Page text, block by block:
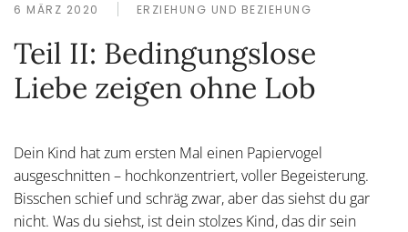
6 MÄRZ 2020 ERZIEHUNG UND BEZIEHUNG
Teil II: Bedingungslose
Liebe zeigen ohne Lob
Dein Kind hat zum ersten Mal einen Papiervogel
ausgeschnitten – hochkonzentriert, voller Begeisterung.
Bisschen schief und schräg zwar, aber das siehst du gar
nicht. Was du siehst, ist dein stolzes Kind, das dir sein